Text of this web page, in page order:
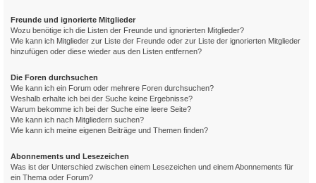
Freunde und ignorierte Mitglieder
Wozu benötige ich die Listen der Freunde und ignorierten Mitglieder?
Wie kann ich Mitglieder zur Liste der Freunde oder zur Liste der ignorierten Mitglieder
hinzufügen oder diese wieder aus den Listen entfernen?
Die Foren durchsuchen
Wie kann ich ein Forum oder mehrere Foren durchsuchen?
Weshalb erhalte ich bei der Suche keine Ergebnisse?
Warum bekomme ich bei der Suche eine leere Seite?
Wie kann ich nach Mitgliedern suchen?
Wie kann ich meine eigenen Beiträge und Themen finden?
Abonnements und Lesezeichen
Was ist der Unterschied zwischen einem Lesezeichen und einem Abonnements für
ein Thema oder Forum?